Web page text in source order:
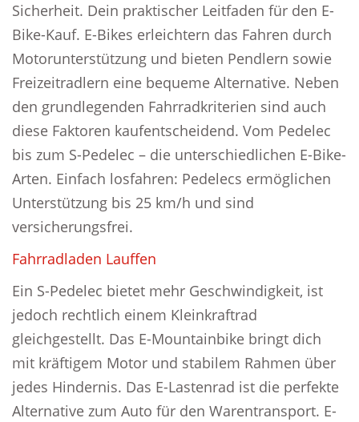
Sicherheit. Dein praktischer Leitfaden für den E-
Bike-Kauf. E-Bikes erleichtern das Fahren durch
Motorunterstützung und bieten Pendlern sowie
Freizeitradlern eine bequeme Alternative. Neben
den grundlegenden Fahrradkriterien sind auch
diese Faktoren kaufentscheidend. Vom Pedelec
bis zum S-Pedelec – die unterschiedlichen E-Bike-
Arten. Einfach losfahren: Pedelecs ermöglichen
Unterstützung bis 25 km/h und sind
versicherungsfrei.
Fahrradladen Lauffen
Ein S-Pedelec bietet mehr Geschwindigkeit, ist
jedoch rechtlich einem Kleinkraftrad
gleichgestellt. Das E-Mountainbike bringt dich
mit kräftigem Motor und stabilem Rahmen über
jedes Hindernis. Das E-Lastenrad ist die perfekte
Alternative zum Auto für den Warentransport. E-